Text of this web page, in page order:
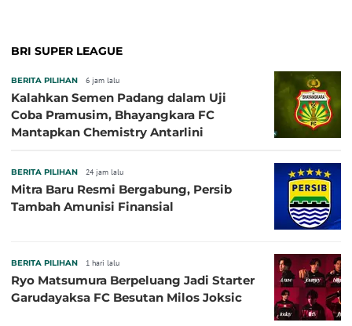
BRI SUPER LEAGUE
BERITA PILIHAN 6 jam lalu
Kalahkan Semen Padang dalam Uji
Coba Pramusim, Bhayangkara FC
Mantapkan Chemistry Antarlini
BERITA PILIHAN 24 jam lalu
Mitra Baru Resmi Bergabung, Persib
Tambah Amunisi Finansial
BERITA PILIHAN 1 hari lalu
Ryo Matsumura Berpeluang Jadi Starter
Garudayaksa FC Besutan Milos Joksic